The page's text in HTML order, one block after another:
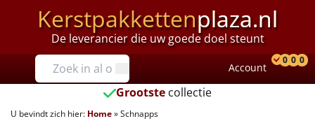
Kerstpakkettenplaza.nl
De leverancier die uw goede doel steunt
Prijzen
Tot €25
€25 tot €35
Account
0 0 0
Grootste collectie
U bevindt zich hier: Home»Schnapps